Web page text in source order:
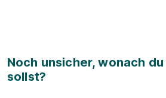
Noch unsicher, wonach
sollst?